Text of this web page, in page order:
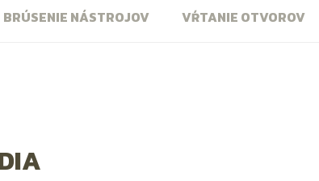
BRÚSENIE NÁSTROJOV VŔTANIE OTVOROV